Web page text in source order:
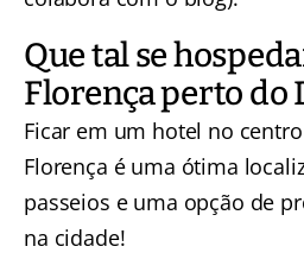
Que tal se
Florença perto do
Ficar em um hotel no
Florença é uma ótima
passeios e uma opção de
na cidade!